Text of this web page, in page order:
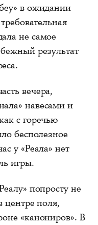
в ожидании
не самое
результат
вечера,
навесами и
с горечью
бесполезное
у «Реала» нет
игры.
попросту не
центре поля,
«канониров». В